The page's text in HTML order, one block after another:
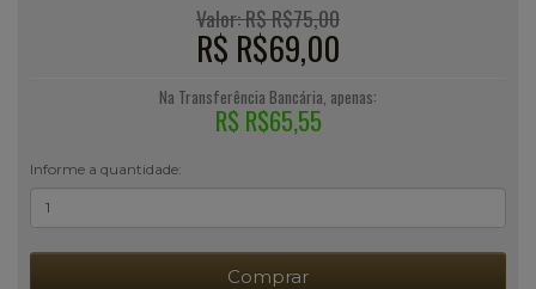
Valor: R$ R$75,00
R$ R$69,00
Na Transferência Bancária, apenas:
R$ R$65,55
Informe a quantidade:
Comprar